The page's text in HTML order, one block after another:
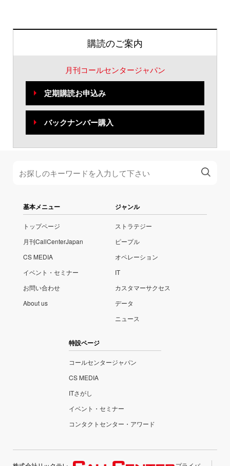
購読のご案内
月刊コールセンタージャパン
定期購読お申込み
バックナンバー購入
基本メニュー
トップページ
月刊CallCenterJapan
CS MEDIA
イベント・セミナー
お問い合わせ
About us
ジャンル
ストラテジー
ピープル
オペレーション
IT
カスタマーサクセス
データ
ニュース
特設ページ
コールセンタージャパン
CS MEDIA
ITさがし
イベント・セミナー
コンタクトセンター・アワード